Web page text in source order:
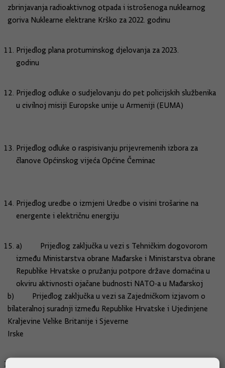
zbrinjavanja radioaktivnog otpada i istrošenoga nuklearnog
goriva Nuklearne elektrane Krško za 2022. godinu
Prijedlog plana protuminskog djelovanja za 2023.
godinu
Prijedlog odluke o sudjelovanju do pet policijskih službenika
u civilnoj misiji Europske unije u Armeniji (EUMA)
Prijedlog odluke o raspisivanju prijevremenih izbora za
članove Općinskog vijeća Općine Čeminac
Prijedlog uredbe o izmjeni Uredbe o visini trošarine na
energente i električnu energiju
a) Prijedlog zaključka u vezi s Tehničkim dogovorom
između Ministarstva obrane Mađarske i Ministarstva obrane
Republike Hrvatske o pružanju potpore države domaćina u
okviru aktivnosti ojačane budnosti NATO-a u Mađarskoj
b) Prijedlog zaključka u vezi sa Zajedničkom izjavom o
bilateralnoj suradnji između Republike Hrvatske i Ujedinjene
Kraljevine Velike Britanije i Sjeverne
Irske